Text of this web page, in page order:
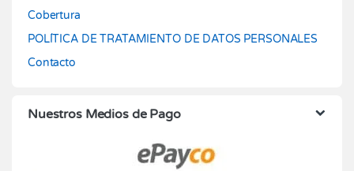
Cobertura
POLÍTICA DE TRATAMIENTO DE DATOS PERSONALES
Contacto
Nuestros Medios de Pago